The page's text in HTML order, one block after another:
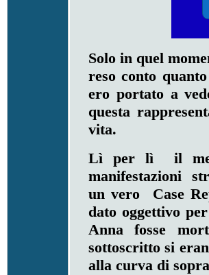
Solo in quel
reso conto
ero portato a
questa
vita.
Lì per lì il
manifestazioni
un vero Case
dato oggettivo
Anna fosse
sottoscritto si
alla curva di